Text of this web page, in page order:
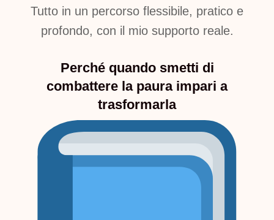
Tutto in un percorso flessibile, pratico e
profondo, con il mio supporto reale.
Perché quando smetti di
combattere la paura impari a
trasformarla